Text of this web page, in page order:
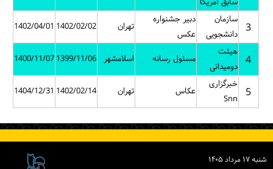
3
سازمان
دانشجویی
دبیر جشنواره
عکس
تهران 1402/02/02
1402/04/01
4
هیئت
دومیدانی
مسئول رسانه اسلامشهر 1399/11/06
1400/11/07
5
خبرگزاری
Snn
عکاس تهران 1402/02/14
1404/12/31
شنبه ۱۷ مرداد ۱۴۰۵